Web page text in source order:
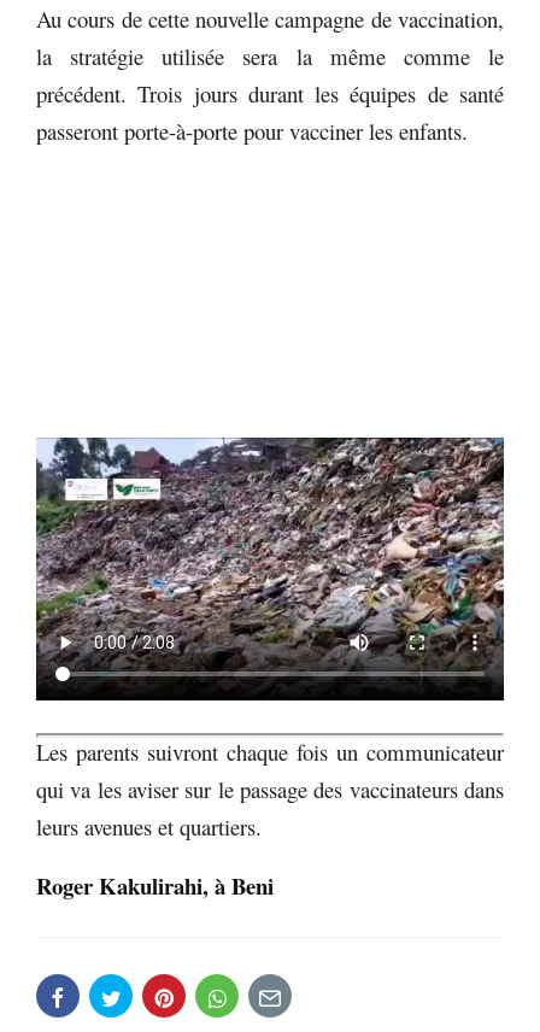
Au cours de cette nouvelle campagne de vaccination,
la stratégie utilisée sera la même comme le
précédent. Trois jours durant les équipes de santé
passeront porte-à-porte pour vacciner les enfants.
Les parents suivront chaque fois un communicateur
qui va les aviser sur le passage des vaccinateurs dans
leurs avenues et quartiers.
Roger Kakulirahi, à Beni